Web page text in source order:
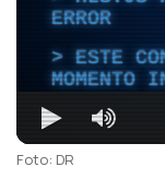
ERROR
ESTE
MOMENTO
Foto: DR